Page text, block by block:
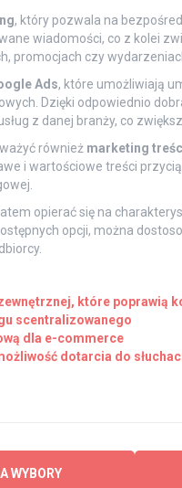
, który pozwala na
wiadomości, co z kolei
promocjach czy
Ads, które umożliwiają
Dzięki odpowiednio
z danej branży, co
również marketing
i wartościowe treści
opierać się na
opcji, można
które poprawią
scentralizowanego
dla e-commerce
dotarcia do
WYBORY